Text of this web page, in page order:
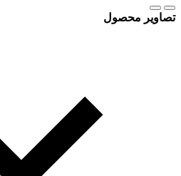
تصاویر محصول